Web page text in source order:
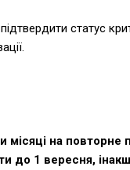
статус
місяці на
до 1 вересня,